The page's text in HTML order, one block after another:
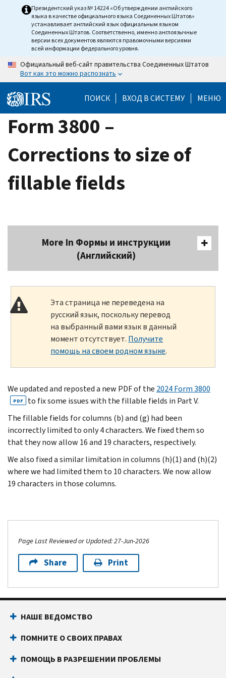
Президентский указ № 14224 «Об утверждении английского
языка в качестве официального языка Соединенных Штатов»
устанавливает английский язык официальным языком
Соединенных Штатов. Соответственно, именно англоязычные
версии всех документов являются правомочными версиями
всей информации федерального уровня.
Официальный веб-сайт правительства Соединенных Штатов
Вот как это можно распознать
ПОИСК ВХОД В СИСТЕМУ МЕНЮ
Form 3800 –
Corrections to size of
fillable fields
More In Формы и инструкции
(Английский)
Эта страница не переведена на
русский язык, поскольку перевод
на выбранный вами язык в данный
момент отсутствует. Получите
помощь на своем родном языке.
We updated and reposted a new PDF of the 2024 Form 3800
PDF
to fix some issues with the fillable fields in Part V.
The fillable fields for columns (b) and (g) had been
incorrectly limited to only 4 characters. We fixed them so
that they now allow 16 and 19 characters, respectively.
We also fixed a similar limitation in columns (h)(1) and (h)(2)
where we had limited them to 10 characters. We now allow
19 characters in those columns.
Page Last Reviewed or Updated: 27-Jun-2026
Share Print
НАШЕ ВЕДОМСТВО
ПОМНИТЕ О СВОИХ ПРАВАХ
ПОМОЩЬ В РАЗРЕШЕНИИ ПРОБЛЕМЫ